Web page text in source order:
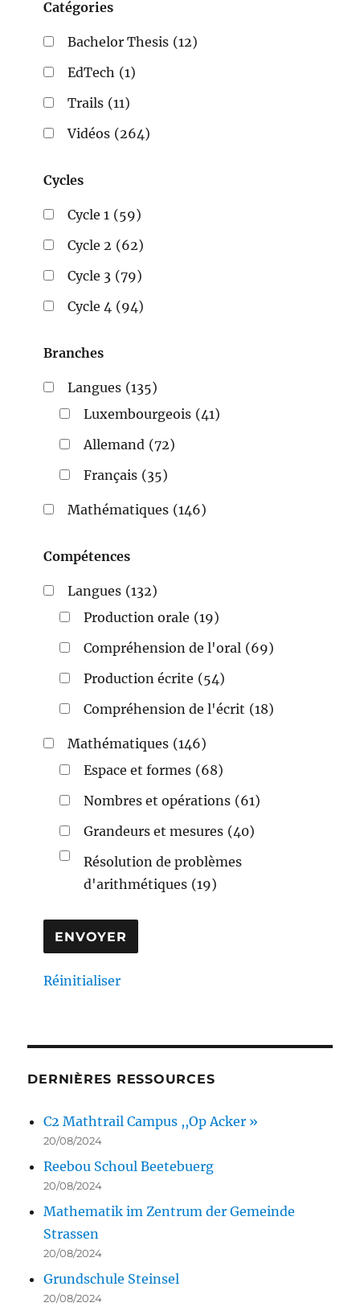
Catégories
Bachelor Thesis (12)
EdTech (1)
Trails (11)
Vidéos (264)
Cycles
Cycle 1 (59)
Cycle 2 (62)
Cycle 3 (79)
Cycle 4 (94)
Branches
Langues (135)
Luxembourgeois (41)
Allemand (72)
Français (35)
Mathématiques (146)
Compétences
Langues (132)
Production orale (19)
Compréhension de l'oral (69)
Production écrite (54)
Compréhension de l'écrit (18)
Mathématiques (146)
Espace et formes (68)
Nombres et opérations (61)
Grandeurs et mesures (40)
Résolution de problèmes
d'arithmétiques (19)
Réinitialiser
DERNIÈRES RESSOURCES
C2 Mathtrail Campus ,,Op Acker »
20/08/2024
Reebou Schoul Beetebuerg
20/08/2024
Mathematik im Zentrum der Gemeinde
Strassen
20/08/2024
Grundschule Steinsel
20/08/2024